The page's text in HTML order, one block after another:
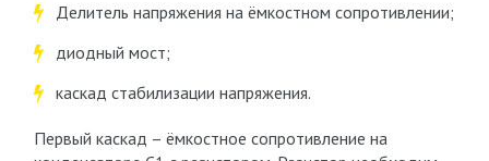
Делитель напряжения на ёмкостном сопротивлении;
диодный мост;
каскад стабилизации напряжения.
Первый каскад – ёмкостное сопротивление на